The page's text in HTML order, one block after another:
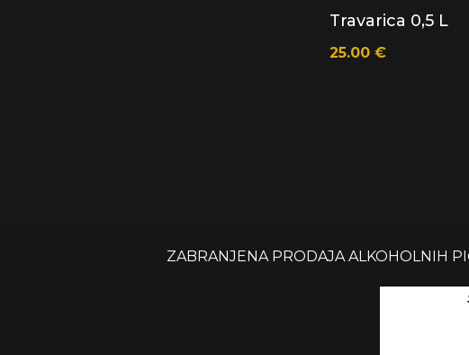
Travarica 0,5 L
25.00 €
ZABRANJENA PRODAJA ALKOHOLNIH